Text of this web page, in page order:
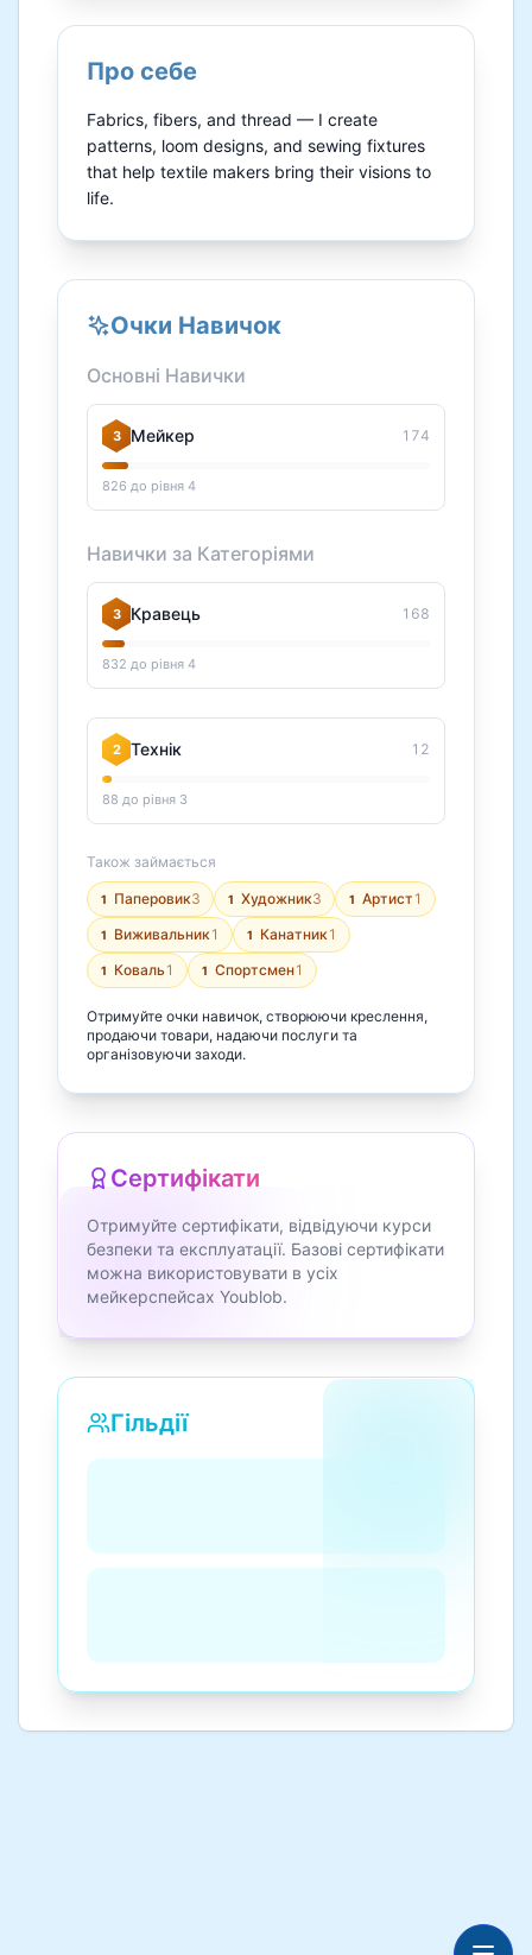
Про себе
Fabrics, fibers, and thread — I create
patterns, loom designs, and sewing fixtures
that help textile makers bring their visions to
life.
Очки Навичок
Основні Навички
3 Мейкер 174
826 до рівня 4
Навички за Категоріями
3 Кравець 168
832 до рівня 4
2 Технік 12
88 до рівня 3
Також займається
1 Паперовик3 1 Художник3 1 Артист 1
1 Виживальник1 1 Канатник1
1 Коваль1 1 Спортсмен1
Отримуйте очки навичок, створюючи креслення,
продаючи товари, надаючи послуги та
організовуючи заходи.
Сертифікати
Отримуйте сертифікати, відвідуючи курси
безпеки та експлуатації. Базові сертифікати
можна використовувати в усіх
мейкерспейсах Youblob.
Гільдії